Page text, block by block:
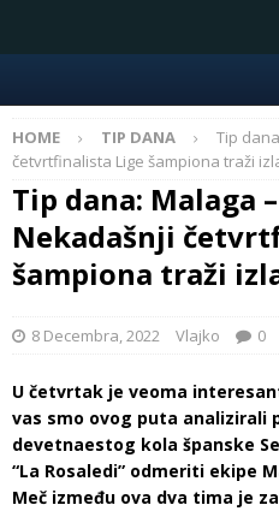
HOME TIP DANA
Tip
četvrtfinalista Lige šampiona traži
Tip dana: Malaga
Nekadašnji
šampiona traži
8 Decembra, 2022 Vlajko 0
U četvrtak je veoma
vas smo ovog puta analizirali
devetnaestog kola španske
“La Rosaledi” odmeriti ekipe
Meč između ova dva tima je